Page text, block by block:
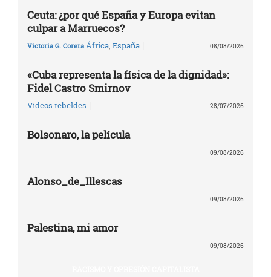
Ceuta: ¿por qué España y Europa evitan
culpar a Marruecos?
Victoria G. Corera África España | 08/08/2026
«Cuba representa la física de la dignidad»:
Fidel Castro Smirnov
Vídeos rebeldes | 28/07/2026
Bolsonaro, la película
09/08/2026
Alonso_de_Illescas
09/08/2026
Palestina, mi amor
09/08/2026